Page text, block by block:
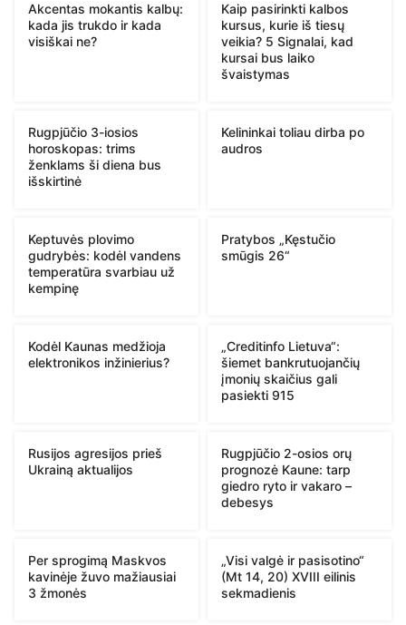
Akcentas mokantis kalbų:
kada jis trukdo ir kada
visiškai ne?
Kaip pasirinkti kalbos
kursus, kurie iš tiesų
veikia? 5 Signalai, kad
kursai bus laiko
švaistymas
Rugpjūčio 3-iosios
horoskopas: trims
ženklams ši diena bus
išskirtinė
Kelininkai toliau dirba po
audros
Keptuvės plovimo
gudrybės: kodėl vandens
temperatūra svarbiau už
kempinę
Pratybos „Kęstučio
smūgis 26“
Kodėl Kaunas medžioja
elektronikos inžinierius?
„Creditinfo Lietuva“:
šiemet bankrutuojančių
įmonių skaičius gali
pasiekti 915
Rusijos agresijos prieš
Ukrainą aktualijos
Rugpjūčio 2-osios orų
prognozė Kaune: tarp
giedro ryto ir vakaro –
debesys
Per sprogimą Maskvos
kavinėje žuvo mažiausiai
3 žmonės
„Visi valgė ir pasisotino“
(Mt 14, 20) XVIII eilinis
sekmadienis